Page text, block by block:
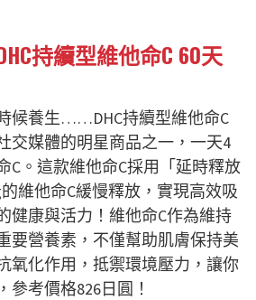
持續型維他命C 60天
候養生……DHC持續型維他命C
交媒體的明星商品之一，一天4
C。這款維他命C採用「延時釋放
維他命C緩慢釋放，實現高效吸
健康與活力！維他命C作為維持
要營養素，不僅幫助肌膚保持美
氧化作用，抵禦環境壓力，讓你
參考價格826日圓！